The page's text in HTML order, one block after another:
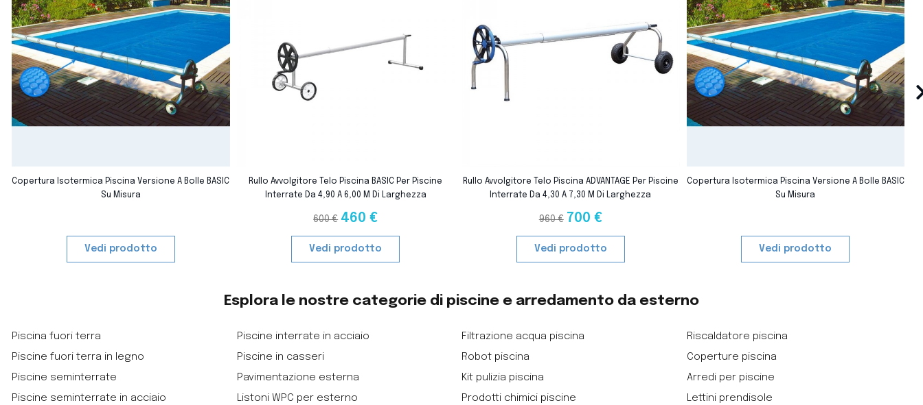
Copertura Isotermica Piscina Versione A Bolle BASIC
Su Misura
Vedi prodotto
Rullo Avvolgitore Telo Piscina BASIC Per Piscine
Interrate Da 4,90 A 6,00 M Di Larghezza
600 € 460 €
Vedi prodotto
Rullo Avvolgitore Telo Piscina ADVANTAGE Per Piscine
Interrate Da 4,30 A 7,30 M Di Larghezza
960 € 700 €
Vedi prodotto
Copertura Isotermica Piscina Versione A Bolle BASIC
Su Misura
Vedi prodotto
›
Esplora le nostre categorie di piscine e arredamento da esterno
Piscina fuori terra
Piscine fuori terra in legno
Piscine seminterrate
Piscine seminterrate in acciaio
Piscine interrate in acciaio
Piscine in casseri
Pavimentazione esterna
Listoni WPC per esterno
Filtrazione acqua piscina
Robot piscina
Kit pulizia piscina
Prodotti chimici piscine
Riscaldatore piscina
Coperture piscina
Arredi per piscine
Lettini prendisole